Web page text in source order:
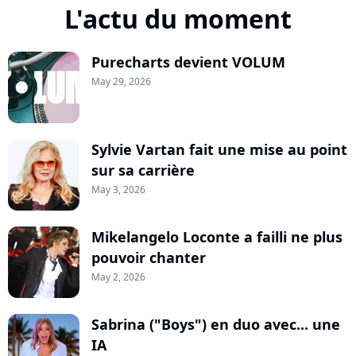
L'actu du moment
Purecharts devient VOLUM
May 29, 2026
Sylvie Vartan fait une mise au point
sur sa carrière
May 3, 2026
Mikelangelo Loconte a failli ne plus
pouvoir chanter
May 2, 2026
Sabrina ("Boys") en duo avec... une
IA